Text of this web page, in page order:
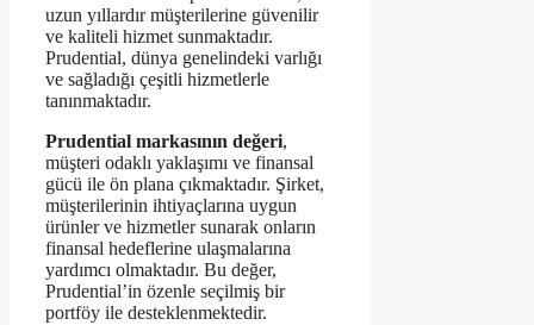
uzun yıllardır müşterilerine güvenilir
ve kaliteli hizmet sunmaktadır.
Prudential, dünya genelindeki varlığı
ve sağladığı çeşitli hizmetlerle
tanınmaktadır.
Prudential markasının değeri,
müşteri odaklı yaklaşımı ve finansal
gücü ile ön plana çıkmaktadır. Şirket,
müşterilerinin ihtiyaçlarına uygun
ürünler ve hizmetler sunarak onların
finansal hedeflerine ulaşmalarına
yardımcı olmaktadır. Bu değer,
Prudential’in özenle seçilmiş bir
portföy ile desteklenmektedir.